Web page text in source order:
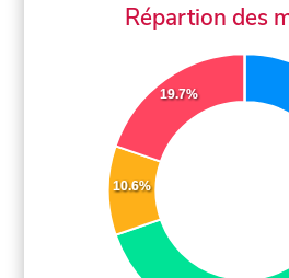
Répartion des
10.6%
19.7%